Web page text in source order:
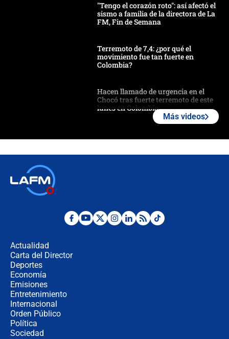
"Tengo el corazón roto": así afectó el
sismo a familia de la directora de La
FM, Fin de Semana
Terremoto de 7,4: ¿por qué el
movimiento fue tan fuerte en
Colombia?
Hacen llamado de urgencia en el
Chocó tras fuerte terremoto de este
lunes en Colombia
Fuerte temblor en Colombia hoy:
Más videos
Actualidad
Carta del Director
Deportes
Economía
Emisiones
Entretenimiento
Internacional
Orden Público
Política
Sociedad